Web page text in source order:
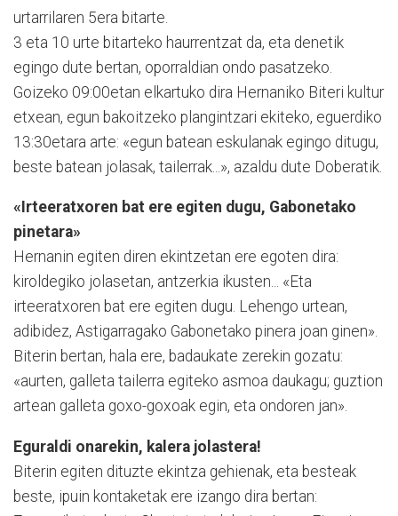
urtarrilaren 5era bitarte.
3 eta 10 urte bitarteko haurrentzat da, eta denetik
egingo dute bertan, oporraldian ondo pasatzeko.
Goizeko 09:00etan elkartuko dira Hernaniko Biteri kultur
etxean, egun bakoitzeko plangintzari ekiteko, eguerdiko
13:30etara arte: «egun ba­tean eskulanak egingo ditugu,
beste batean jolasak, tailerrak...», azaldu dute Doberatik.
«Irteeratxoren bat ere egiten dugu, Gabonetako
pinetara»
Hernanin egiten diren ekintzetan ere egoten dira:
kiroldegiko jolasetan, antzerkia ikusten... «Eta
irteeratxoren bat ere egiten dugu. Lehengo urtean,
adibidez, Astigarragako Gabo­ne­tako pinera joan ginen».
Biterin bertan, hala ere, ba­daukate zerekin gozatu:
«aurten, galleta tailerra egiteko asmoa daukagu; guztion
artean galleta goxo-goxoak egin, eta ondoren jan».
Eguraldi onarekin, kalera jolastera!
Biterin egiten dituzte ekintza gehienak, eta besteak
beste, ipuin kontaketak ere izango dira bertan: